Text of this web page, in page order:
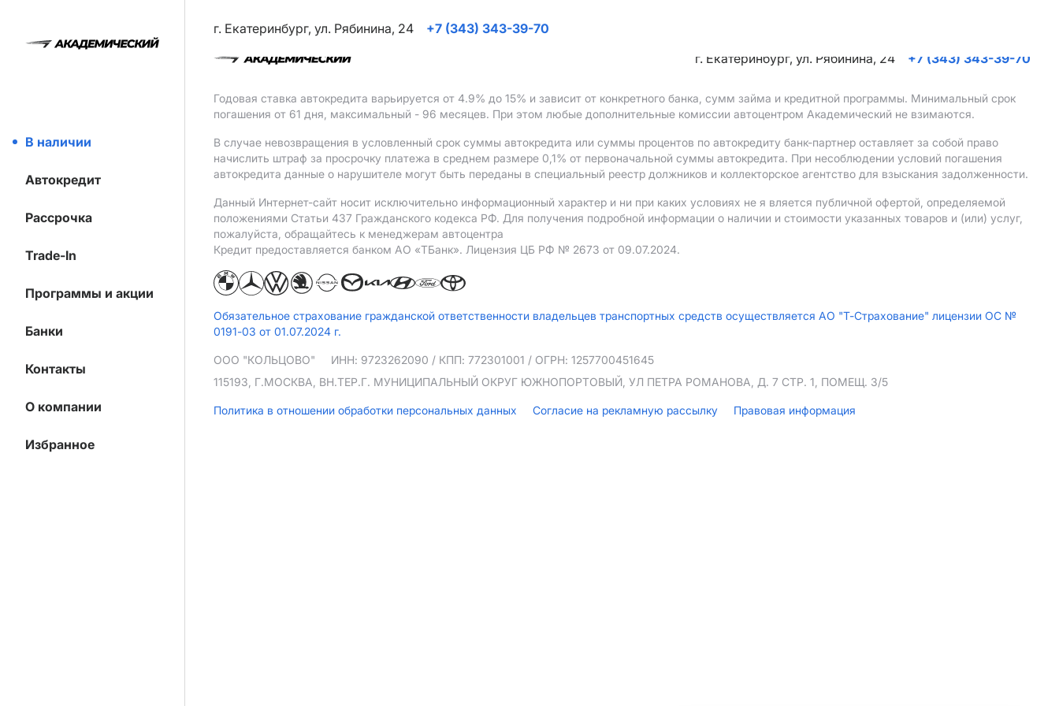
В наличии
Автокредит
Рассрочка
Trade-In
Программы и акции
Банки
Контакты
О компании
Избранное
г. Екатеринбург, ул. Рябинина, 24
+7 (343) 343-39-70
г. Екатеринбург, ул. Рябинина, 24
+7 (343) 343-39-70
Годовая ставка автокредита варьируется от 4.9% до 15% и зависит от конкретного банка, сумм займа и кредитной программы. Минимальный срок
погашения от 61 дня, максимальный - 96 месяцев. При этом любые дополнительные комиссии автоцентром Академический не взимаются.
В случае невозвращения в условленный срок суммы автокредита или суммы процентов по автокредиту банк-партнер оставляет за собой право
начислить штраф за просрочку платежа в среднем размере 0,1% от первоначальной суммы автокредита. При несоблюдении условий погашения
автокредита данные о нарушителе могут быть переданы в специальный реестр должников и коллекторское агентство для взыскания задолженности.
Данный Интернет-сайт носит исключительно информационный характер и ни при каких условиях не я вляется публичной офертой, определяемой
положениями Статьи 437 Гражданского кодекса РФ. Для получения подробной информации о наличии и стоимости указанных товаров и (или) услуг,
пожалуйста, обращайтесь к менеджерам автоцентра
Кредит предоставляется банком АO «ТБанк». Лицензия ЦБ РФ № 2673 от 09.07.2024.
Обязательное страхование гражданской ответственности владельцев транспортных средств осуществляется АО "Т-Страхование" лицензии ОС №
0191-03 от 01.07.2024 г.
ООО "КОЛЬЦОВО" ИНН: 9723262090 / КПП: 772301001 / ОГРН: 1257700451645
115193, Г.МОСКВА, ВН.ТЕР.Г. МУНИЦИПАЛЬНЫЙ ОКРУГ ЮЖНОПОРТОВЫЙ, УЛ ПЕТРА РОМАНОВА, Д. 7 СТР. 1, ПОМЕЩ. 3/5
Политика в отношении обработки персональных данных Согласие на рекламную рассылку Правовая информация